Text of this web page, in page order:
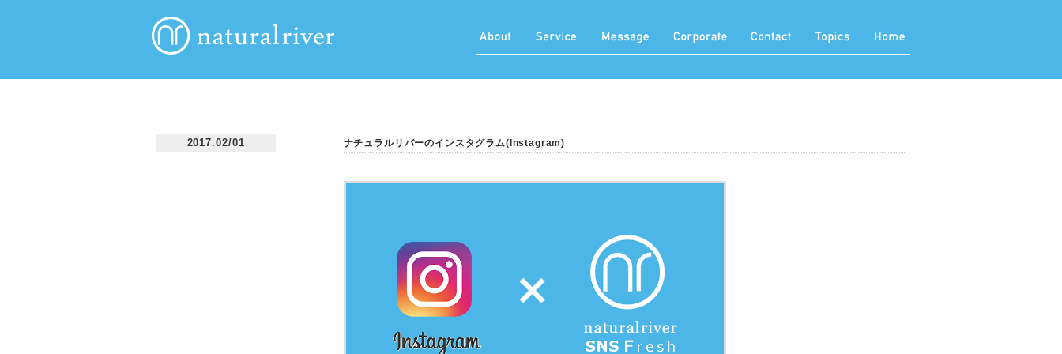
2017.02/01 ナチュラルリバーのインスタグラム(Instagram)